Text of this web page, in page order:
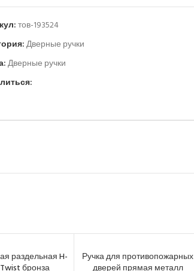
тов-193524
Дверные ручки
Дверные ручки
раздельная H-
Ручка для противопожарных